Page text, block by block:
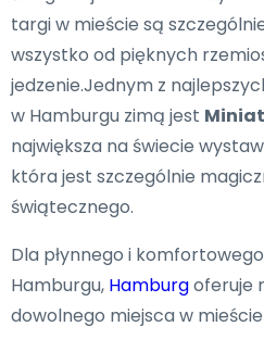
targi w mieście są
wszystko od pięknych
jedzenie.Jednym z
w Hamburgu zimą jest
największa na świecie
która jest szczególnie
świątecznego.
Dla płynnego i
Hamburgu, Hamburgoferuje
dowolnego miejsca w